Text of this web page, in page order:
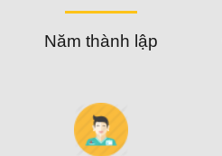
Năm thành lập